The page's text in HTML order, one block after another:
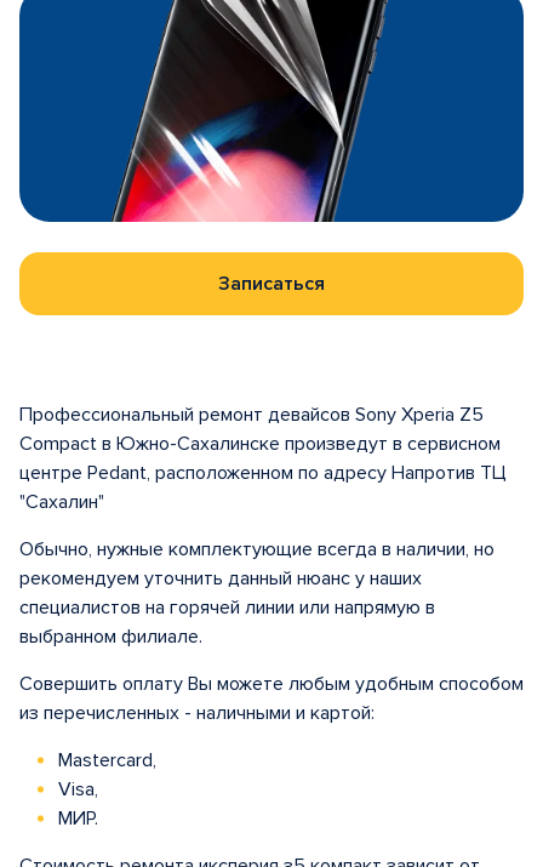
Записаться
Профессиональный ремонт девайсов Sony Xperia Z5
Compact в Южно-Сахалинске произведут в сервисном
центре Pedant, расположенном по адресу Напротив ТЦ
"Сахалин"
Обычно, нужные комплектующие всегда в наличии, но
рекомендуем уточнить данный нюанс у наших
специалистов на горячей линии или напрямую в
выбранном филиале.
Совершить оплату Вы можете любым удобным способом
из перечисленных - наличными и картой:
Mastercard,
Visa,
МИР.